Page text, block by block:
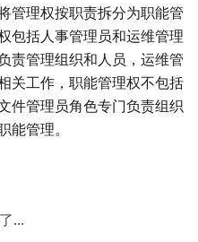
管理权按职责拆分为职能管
包括人事管理员和运维管理
责管理组织和人员，运维管
关工作，职能管理权不包括
件管理员角色专门负责组织
管理。
...